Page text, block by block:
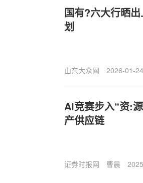
国有?六大行晒出
划
山东大众网 2026-01-
AI竞赛步入“资:
产供应链
证券时报网 曹晨